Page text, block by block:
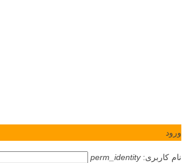
ورود
نام کاربری:perm_identity